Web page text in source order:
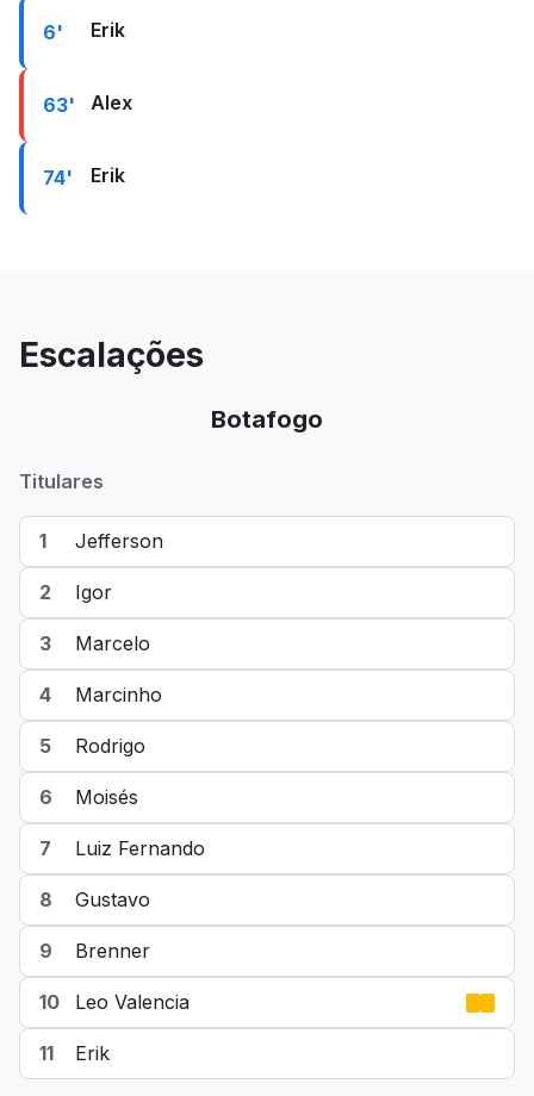
6' Erik
63' Alex
74' Erik
Escalações
Botafogo
Titulares
1 Jefferson
2 Igor
3 Marcelo
4 Marcinho
5 Rodrigo
6 Moisés
7 Luiz Fernando
8 Gustavo
9 Brenner
10 Leo Valencia
11 Erik